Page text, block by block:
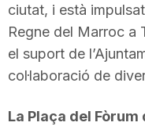
ciutat, i està
Regne del Marroc a
el suport de
col·laboració de
La Plaça del